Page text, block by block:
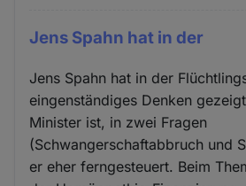
Jens Spahn hat in der
Jens Spahn hat in der
eingenständiges Denken
Minister ist, in zwei Fragen
(Schwangerschaftabbruch und
er eher ferngesteuert. Beim